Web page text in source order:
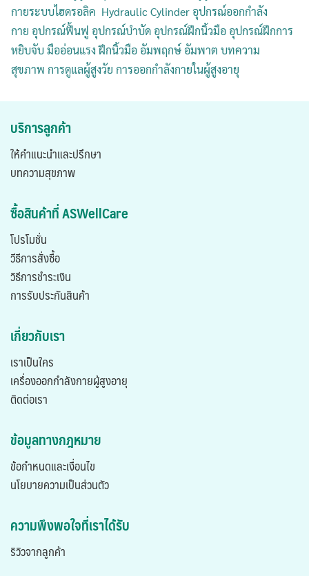
กายระบบไฮดรอลิค Hydraulic Cylinder อุปกรณ์ออกกำลัง
กาย อุปกรณ์ฟื้นฟู อุปกรณ์บำบัดอุปกรณ์ฝึกนิ้วมืออุปกรณ์ฝึกการ
หยิบจับมืออ่อนแรงฝึกนิ้วมืออัมพฤกษ์อัมพาต บทความ
สุขภาพ การดูแลผู้สูงวัย การออกกำลังกายในผู้สูงอายุ
บริการลูกค้า
ให้คำแนะนำและปรึกษา
บทความสุขภาพ
ซื้อสินค้าที่ ASWellCare
โปรโมชั่น
วีธีการสั่งซื้อ
วิธีการชำระเงิน
การรับประกันสินค้า
เกี่ยวกับเรา
เราเป็นใคร
เครื่องออกกำลังกายผู้สูงอายุ
ติดต่อเรา
ข้อมูลทางกฎหมาย
ข้อกำหนดและเงื่อนไข
นโยบายความเป็นส่วนตัว
ความพึงพอใจที่เราได้รับ
ริวิวจากลูกค้า